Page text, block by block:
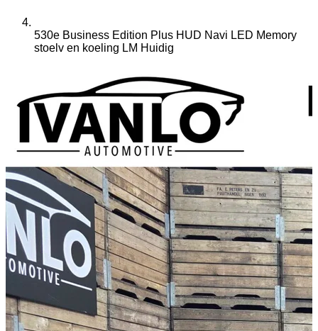
530e Business Edition Plus HUD Navi LED Memory
stoelv en koeling LM Huidig